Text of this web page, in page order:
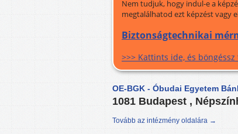
Nem tudjuk, hogy indul-e a
megtalálhatod ezt képzést vagy
Biztonságtechnikai
>>> Kattints ide, és
OE-BGK - Óbudai Egyetem
1081 Budapest ,
Tovább az intézmény oldalára →